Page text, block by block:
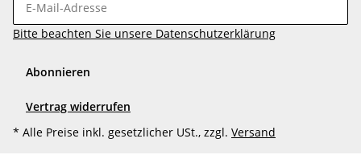
Bitte beachten Sie unsere Datenschutzerklärung
Abonnieren
Vertrag widerrufen
* Alle Preise inkl. gesetzlicher USt., zzgl. Versand